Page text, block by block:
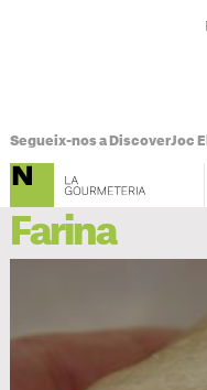
Segueix-nos a DiscoverJoc
Farina